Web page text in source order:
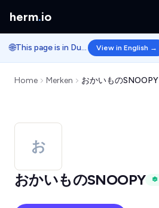
herm.io
🌐 This page is in Dutch. View in English →
Home Merken おかいものSNOOPY
お
おかいものSNOOPY